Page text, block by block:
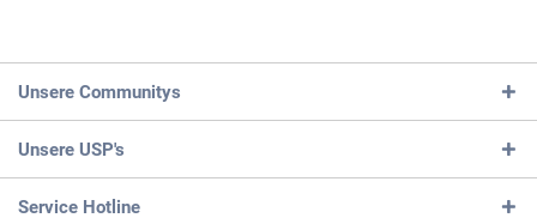
Unsere Communitys
Unsere USP's
Service Hotline